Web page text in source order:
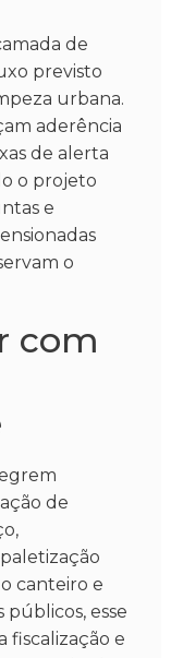
de
previsto
urbana.
aderência
de alerta
o projeto
e
o
com
de
canteiro e
públicos, esse
fiscalização e